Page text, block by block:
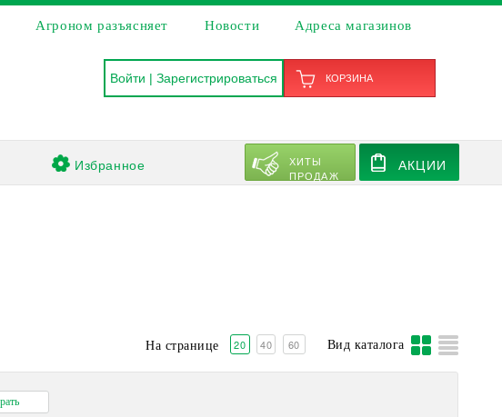
Агроном разъясняет Новости Адреса магазинов
Войти | Зарегистрироваться КОРЗИНА
Избранное
ХИТЫ
ПРОДАЖ
АКЦИИ
На странице 20 40 60 Вид каталога